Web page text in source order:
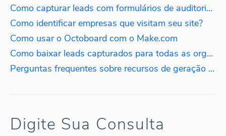
Como capturar leads com formulários de auditoria de SEO
Como identificar empresas que visitam seu site?
Como usar o Octoboard com o Make.com
Como baixar leads capturados para todas as organizações?
Perguntas frequentes sobre recursos de geração de leads?
Digite Sua Consulta